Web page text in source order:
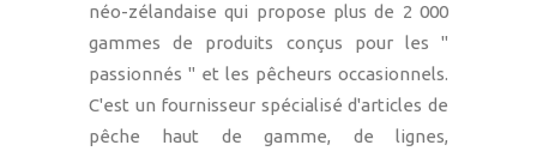
néo-zélandaise qui propose plus de 2 000
gammes de produits conçus pour les "
passionnés " et les pêcheurs occasionnels.
C'est un fournisseur spécialisé d'articles de
pêche haut de gamme, de lignes,